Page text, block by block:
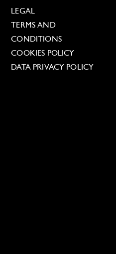
LEGAL
TERMS AND
CONDITIONS
COOKIES POLICY
DATA PRIVACY POLICY